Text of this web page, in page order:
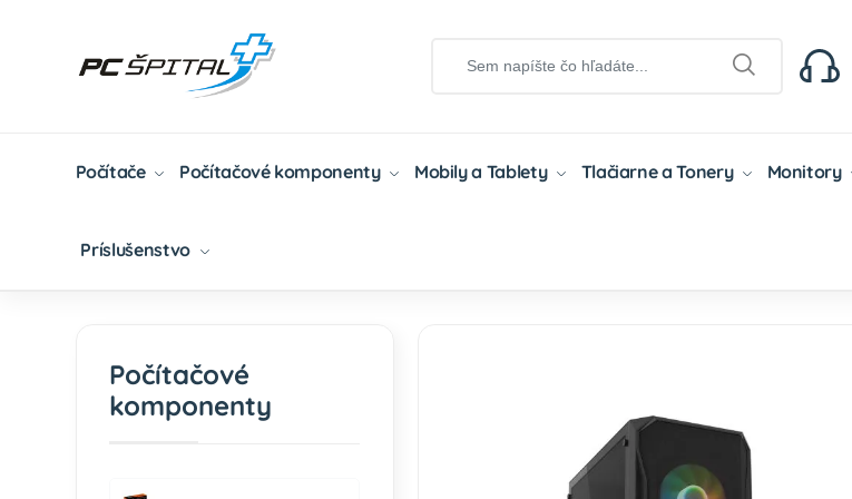
Počítače Počítačové komponenty Mobily a Tablety Tlačiarne a Tonery Monitory
Príslušenstvo
Domov Počítačové Komponenty
Počítačové
komponenty